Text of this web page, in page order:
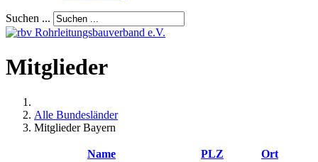
Suchen ...
Mitglieder
Alle Bundesländer
Mitglieder Bayern
Name PLZ
Ort